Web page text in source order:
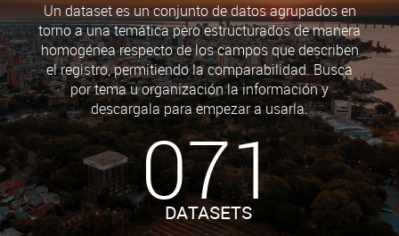
Un dataset es un conjunto de datos agrupados en
torno a una temática pero estructurados de manera
homogénea respecto de los campos que describen
el registro, permitiendo la comparabilidad. Busca
por tema u organización la información y
descargala para empezar a usarla.
071
DATASETS